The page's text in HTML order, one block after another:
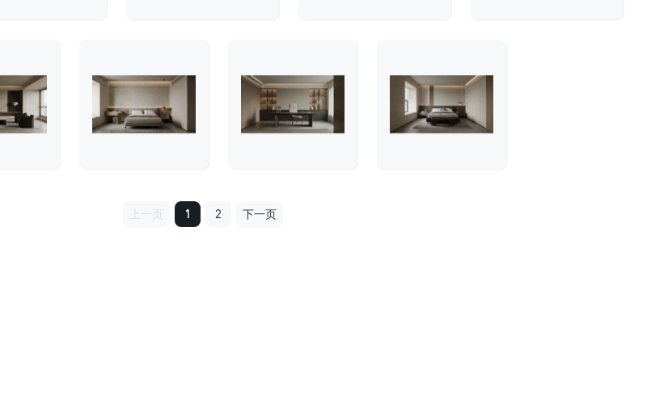
上一页 1 2 下一页